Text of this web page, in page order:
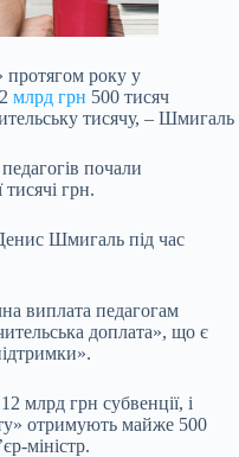
протягом року у
млрд грн 500 тисяч
тисячу, – Шмигаль
почали
тисячі грн.
Шмигаль під час
виплата педагогам
доплата», що є
млрд грн субвенції, і
отримують майже 500
міністр.